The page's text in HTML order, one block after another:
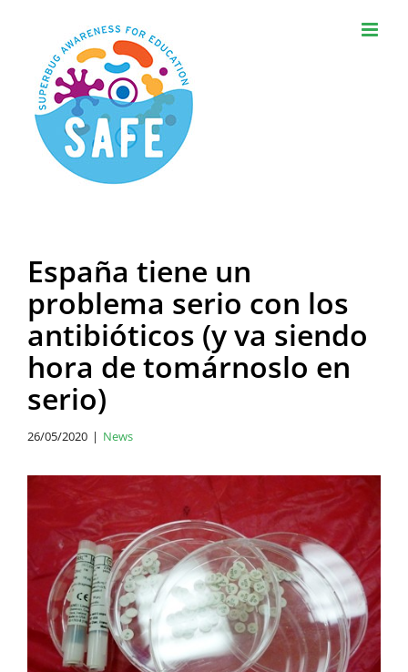
content
España tiene un
problema serio con los
antibióticos (y va siendo
hora de tomárnoslo en
serio)
26/05/2020 | News
Image